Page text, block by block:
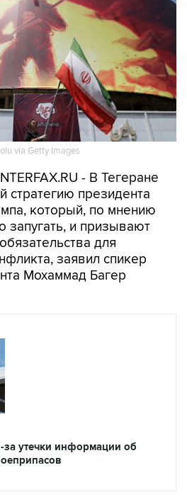
via Getty Images
- В Тегеране
стратегию президента
который, по мнению
запугать, и призывают
для
заявил спикер
Мохаммад Багер
за утечки информации об